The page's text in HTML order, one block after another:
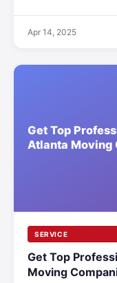
Apr 14, 2025
SERVICE
Get Top
Moving